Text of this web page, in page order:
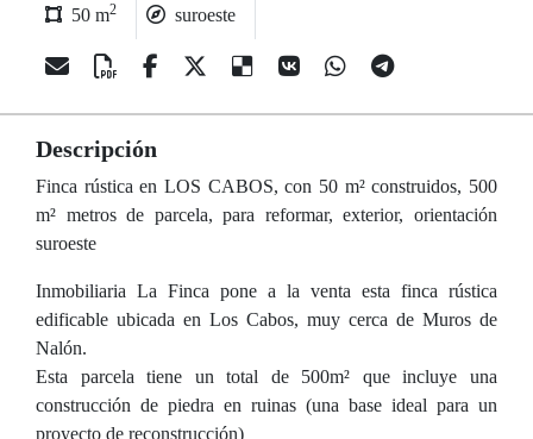
50 m2 suroeste
Descripción
Finca rústica en LOS CABOS, con 50 m² construidos, 500
m² metros de parcela, para reformar, exterior, orientación
suroeste
Inmobiliaria La Finca pone a la venta esta finca rústica
edificable ubicada en Los Cabos, muy cerca de Muros de
Nalón.
Esta parcela tiene un total de 500m² que incluye una
construcción de piedra en ruinas (una base ideal para un
proyecto de reconstrucción)